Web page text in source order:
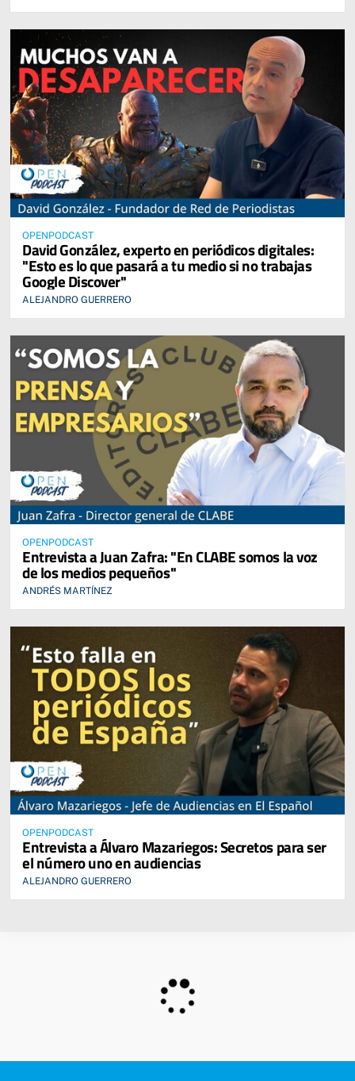
OPENPODCAST
David González, experto en periódicos digitales:
"Esto es lo que pasará a tu medio si no trabajas
Google Discover"
ALEJANDRO GUERRERO
OPENPODCAST
Entrevista a Juan Zafra: "En CLABE somos la voz
de los medios pequeños"
ANDRÉS MARTÍNEZ
OPENPODCAST
Entrevista a Álvaro Mazariegos: Secretos para ser
el número uno en audiencias
ALEJANDRO GUERRERO